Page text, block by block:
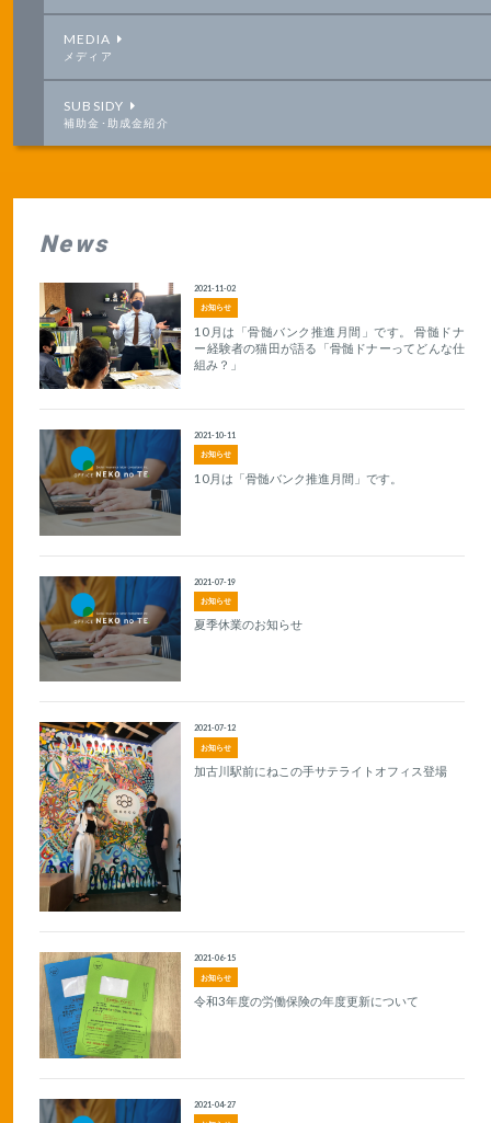
MEDIA
メディア
SUBSIDY
補助金･助成金紹介
News
お知らせ
2021-11-02
10月は「骨髄バンク推進月間」です。 骨髄ドナ
ー経験者の猫田が語る「骨髄ドナーってどんな仕
組み？」
お知らせ
2021-10-11
10月は「骨髄バンク推進月間」です。
お知らせ
2021-07-19
夏季休業のお知らせ
お知らせ
2021-07-12
加古川駅前にねこの手サテライトオフィス登場
お知らせ
2021-06-15
令和3年度の労働保険の年度更新について
2021-04-27